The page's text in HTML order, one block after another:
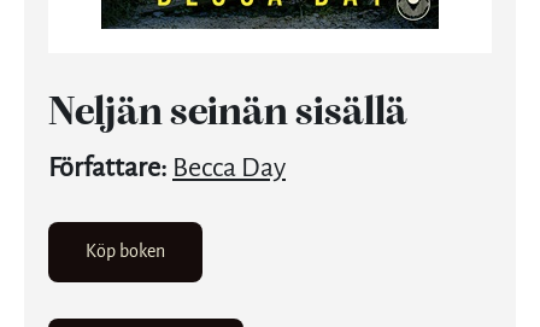
Neljän seinän sisällä
Författare: Becca Day
Köp boken